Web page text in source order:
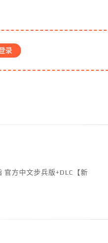
录
官方中文步兵版+DLC【新